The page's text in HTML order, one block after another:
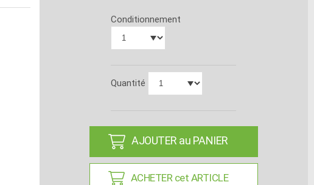
Conditionnement
Quantité
AJOUTER au PANIER
ACHETER cet ARTICLE